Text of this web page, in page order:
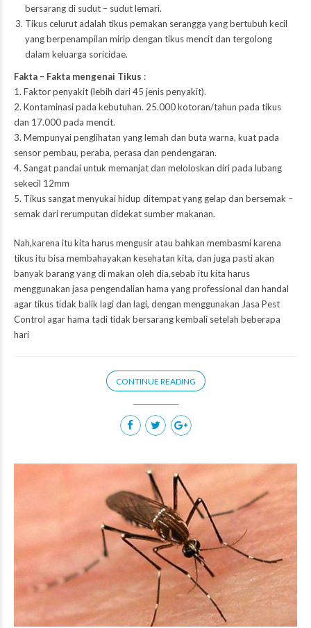
bersarang di sudut – sudut lemari.
Tikus celurut adalah tikus pemakan serangga yang bertubuh kecil
yang berpenampilan mirip dengan tikus mencit dan tergolong
dalam keluarga soricidae.
Fakta – Fakta mengenai Tikus :
1. Faktor penyakit (lebih dari 45 jenis penyakit).
2. Kontaminasi pada kebutuhan. 25.000 kotoran/tahun pada tikus
dan 17.000 pada mencit.
3. Mempunyai penglihatan yang lemah dan buta warna, kuat pada
sensor pembau, peraba, perasa dan pendengaran.
4. Sangat pandai untuk memanjat dan meloloskan diri pada lubang
sekecil 12mm
5. Tikus sangat menyukai hidup ditempat yang gelap dan bersemak –
semak dari rerumputan didekat sumber makanan.
Nah,karena itu kita harus mengusir atau bahkan membasmi karena
tikus itu bisa membahayakan kesehatan kita, dan juga pasti akan
banyak barang yang di makan oleh dia,sebab itu kita harus
menggunakan jasa pengendalian hama yang professional dan handal
agar tikus tidak balik lagi dan lagi, dengan menggunakan Jasa Pest
Control agar hama tadi tidak bersarang kembali setelah beberapa
hari
CONTINUE READING